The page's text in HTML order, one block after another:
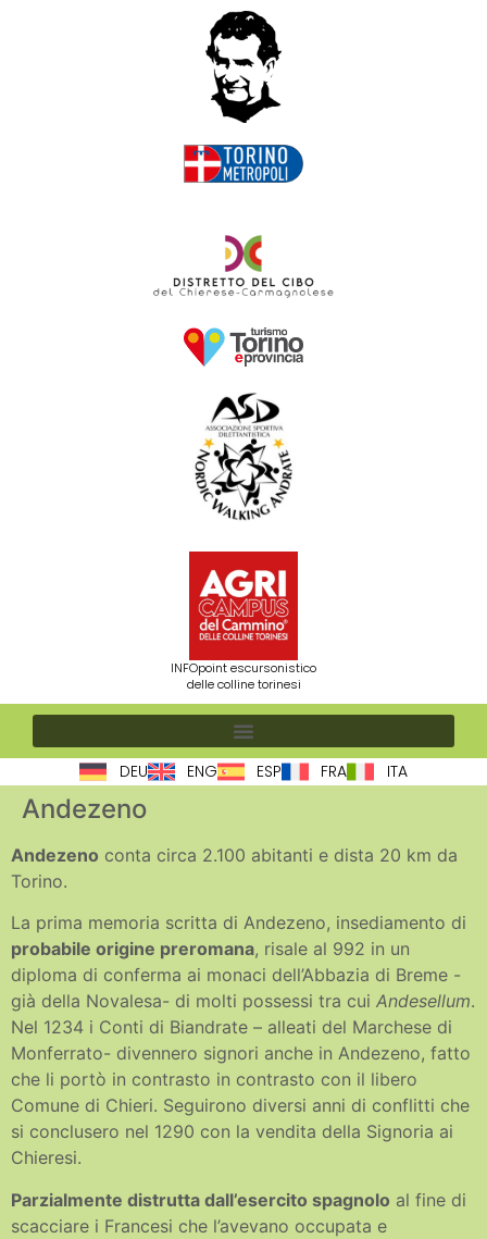
INFOpoint escursonistico
delle colline torinesi
DEU ENG ESP FRA ITA
Andezeno
Andezeno conta circa 2.100 abitanti e dista 20 km da
Torino.
La prima memoria scritta di Andezeno, insediamento di
probabile origine preromana, risale al 992 in un
diploma di conferma ai monaci dell’Abbazia di Breme -
già della Novalesa- di molti possessi tra cui Andesellum.
Nel 1234 i Conti di Biandrate – alleati del Marchese di
Monferrato- divennero signori anche in Andezeno, fatto
che li portò in contrasto in contrasto con il libero
Comune di Chieri. Seguirono diversi anni di conflitti che
si conclusero nel 1290 con la vendita della Signoria ai
Chieresi.
Parzialmente distrutta dall’esercito spagnolo al fine di
scacciare i Francesi che l’avevano occupata e